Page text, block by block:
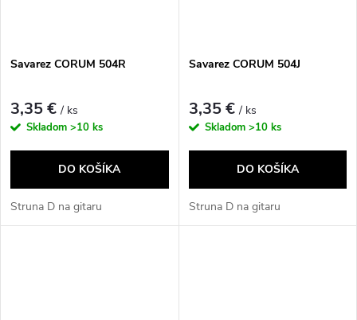
Savarez CORUM 504R
3,35 €/ ks
Skladom >10 ks
DO KOŠÍKA
Struna D na gitaru
Savarez CORUM 504J
3,35 €/ ks
Skladom >10 ks
DO KOŠÍKA
Struna D na gitaru